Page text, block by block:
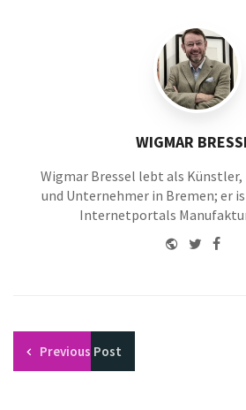
WIGMAR
Wigmar Bressel lebt als
und Unternehmer in Bremen; er
Internetportals
WebsiteTwitter
Previous Post